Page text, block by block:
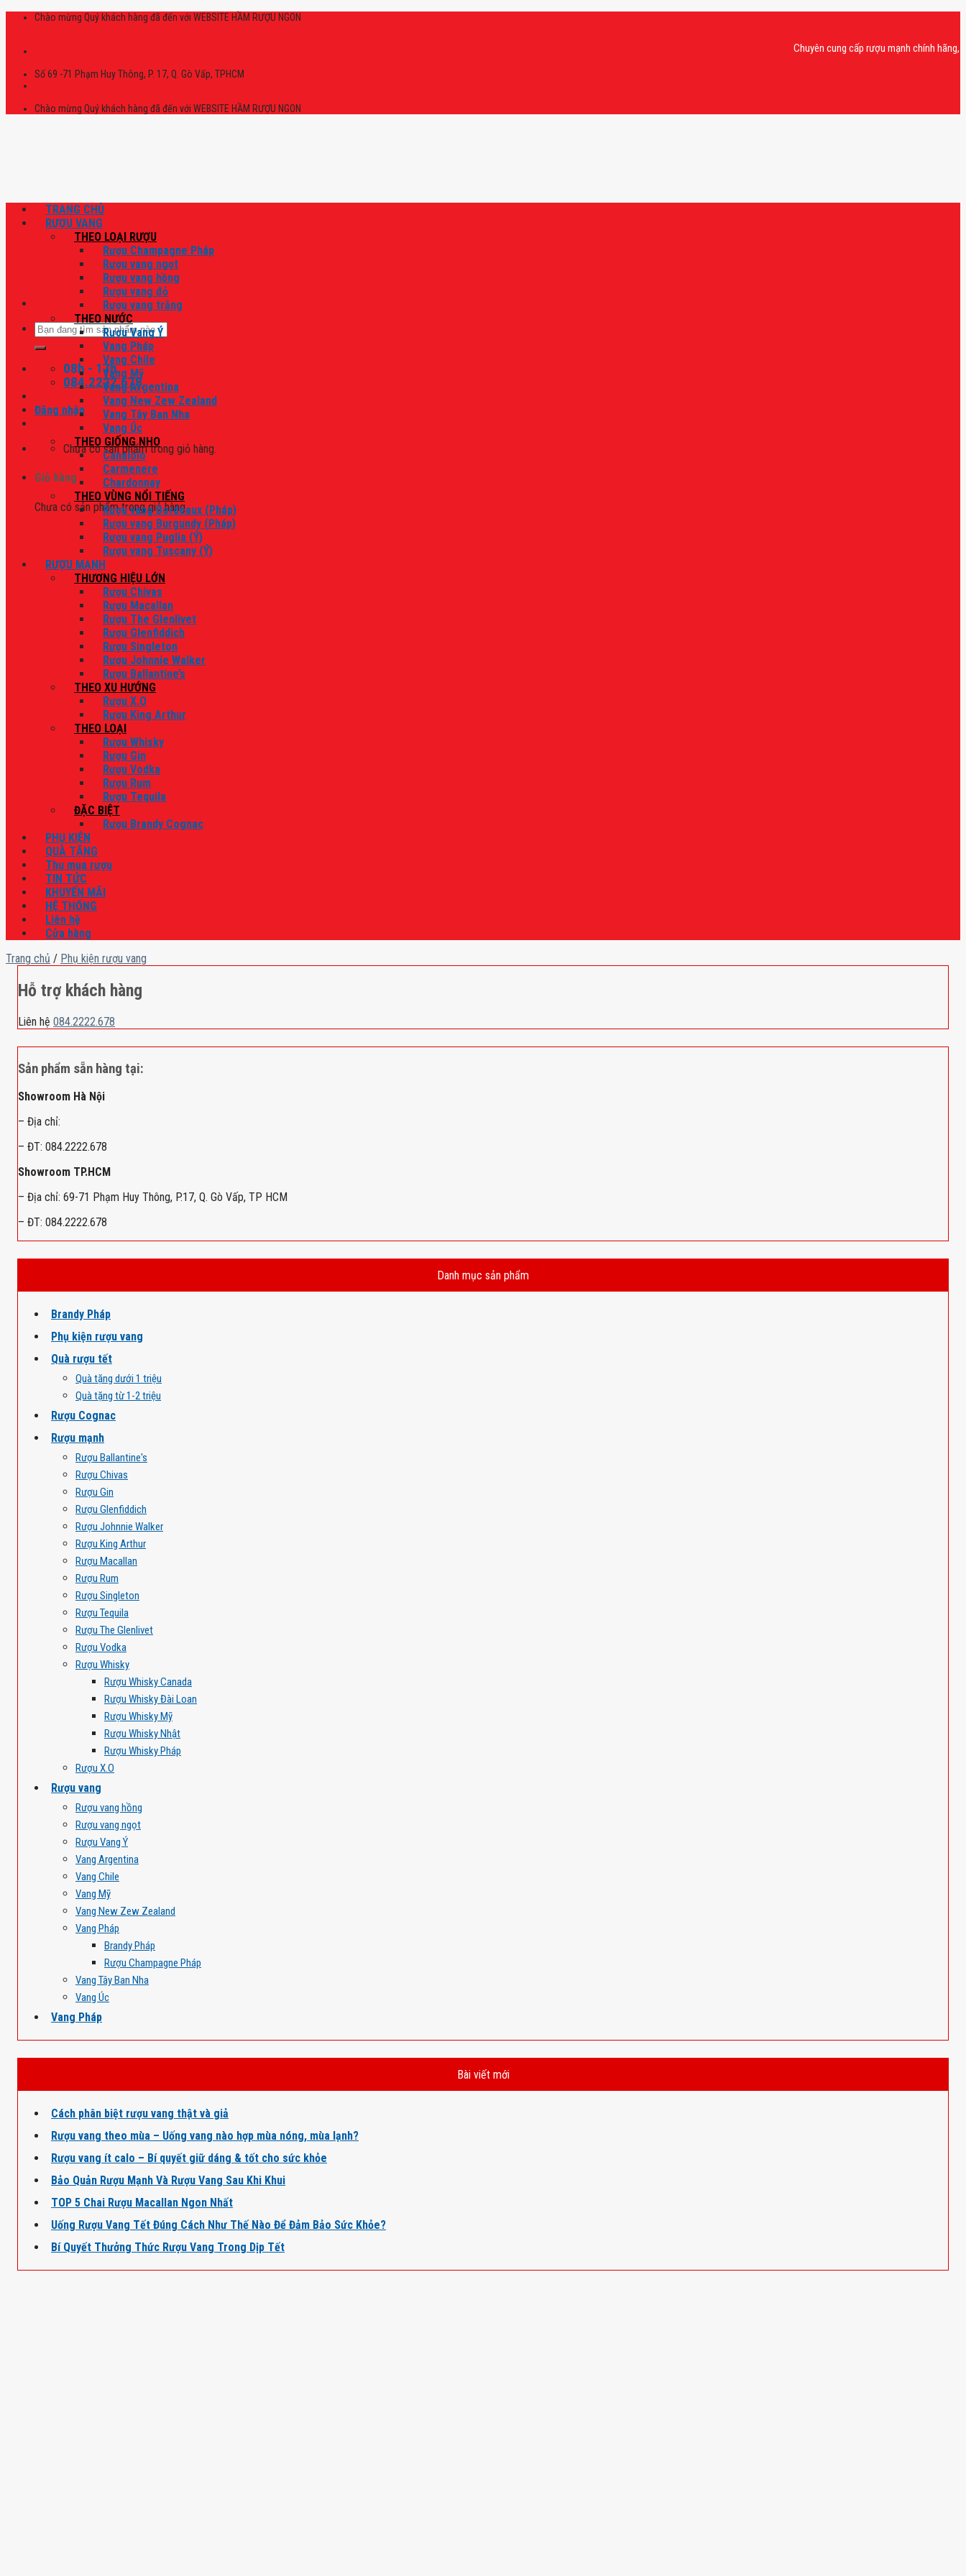
Skip
Chào mừng Quý khách hàng đã đến với WEBSITE HẦM RƯỢU NGON
Chuyên cung cấp rượu mạnh chính hãng, rượu
Số 69 -71 Phạm Huy Thông, P. 17, Q. Gò Vấp, TPHCM
Chào mừng Quý khách hàng đã đến với WEBSITE HẦM RƯỢU NGON
Tìm
kiếm:
08h - 17h
084.2222.678
Đăng nhập
Chưa có sản phẩm trong giỏ hàng.
Giỏ hàng
Chưa có sản phẩm trong giỏ hàng.
TRANG CHỦ
RƯỢU VANG
THEO LOẠI RƯỢU
Rượu Champagne Pháp
Rượu vang ngọt
Rượu vang hồng
Rượu vang đỏ
Rượu vang trắng
THEO NƯỚC
Rượu Vang Ý
Vang Pháp
Vang Chile
Vang Mỹ
Vang Argentina
Vang New Zew Zealand
Vang Tây Ban Nha
Vang Úc
THEO GIỐNG NHO
Canaiolo
Carmenere
Chardonnay
THEO VÙNG NỔI TIẾNG
Rượu vang Bordeaux (Pháp)
Rượu vang Burgundy (Pháp)
Rượu vang Puglia (Ý)
Rượu vang Tuscany (Ý)
RƯỢU MẠNH
THƯƠNG HIỆU LỚN
Rượu Chivas
Rượu Macallan
Rượu The Glenlivet
Rượu Glenfiddich
Rượu Singleton
Rượu Johnnie Walker
Rượu Ballantine’s
THEO XU HƯỚNG
Rượu X.O
Rượu King Arthur
THEO LOẠI
Rượu Whisky
Rượu Gin
Rượu Vodka
Rượu Rum
Rượu Tequila
ĐẶC BIỆT
Rượu Brandy Cognac
PHỤ KIỆN
QUÀ TẶNG
Thu mua rượu
TIN TỨC
KHUYẾN MÃI
HỆ THỐNG
Liên hệ
Cửa hàng
Trang chủ / Phụ kiện rượu vang
Hỗ trợ khách hàng
Liên hệ 084.2222.678
Sản phẩm sẵn hàng tại:
Showroom Hà Nội
– Địa chỉ:
– ĐT: 084.2222.678
Showroom TP.HCM
– Địa chỉ: 69-71 Phạm Huy Thông, P.17, Q. Gò Vấp, TP HCM
– ĐT: 084.2222.678
Danh mục sản phẩm
Brandy Pháp
Phụ kiện rượu vang
Quà rượu tết
Quà tặng dưới 1 triệu
Quà tặng từ 1-2 triệu
Rượu Cognac
Rượu mạnh
Rượu Ballantine's
Rượu Chivas
Rượu Gin
Rượu Glenfiddich
Rượu Johnnie Walker
Rượu King Arthur
Rượu Macallan
Rượu Rum
Rượu Singleton
Rượu Tequila
Rượu The Glenlivet
Rượu Vodka
Rượu Whisky
Rượu Whisky Canada
Rượu Whisky Đài Loan
Rượu Whisky Mỹ
Rượu Whisky Nhật
Rượu Whisky Pháp
Rượu X.O
Rượu vang
Rượu vang hồng
Rượu vang ngọt
Rượu Vang Ý
Vang Argentina
Vang Chile
Vang Mỹ
Vang New Zew Zealand
Vang Pháp
Brandy Pháp
Rượu Champagne Pháp
Vang Tây Ban Nha
Vang Úc
Vang Pháp
Bài viết mới
Cách phân biệt rượu vang thật và giả
Rượu vang theo mùa – Uống vang nào hợp mùa nóng, mùa lạnh?
Rượu vang ít calo – Bí quyết giữ dáng & tốt cho sức khỏe
Bảo Quản Rượu Mạnh Và Rượu Vang Sau Khi Khui
TOP 5 Chai Rượu Macallan Ngon Nhất
Uống Rượu Vang Tết Đúng Cách Như Thế Nào Để Đảm Bảo Sức Khỏe?
Bí Quyết Thưởng Thức Rượu Vang Trong Dịp Tết